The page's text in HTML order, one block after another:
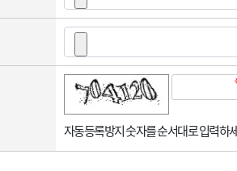
자동등록방지 숫자를 순서대로 입력하